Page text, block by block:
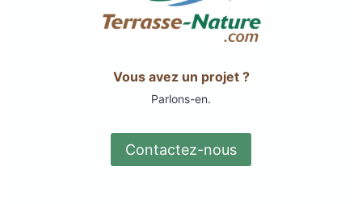
Vous avez un projet ?
Parlons-en.
Contactez-nous